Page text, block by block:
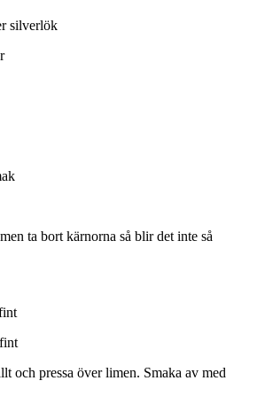
silverlök
ta bort kärnorna så blir det inte så
och pressa över limen. Smaka av med